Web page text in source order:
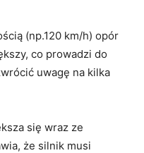
(np.120 km/h) opór
co prowadzi do
uwagę na kilka
się wraz ze
że silnik musi